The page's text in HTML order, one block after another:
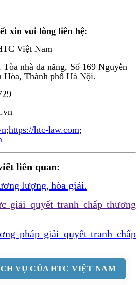
xin vui lòng liên hệ:
Việt Nam
nhà đa năng, Số 169 Nguyễn
Thành phố Hà Nội.
;https://htc-law.com;
liên quan:
lượng, hòa giải.
giải quyết tranh chấp thương
pháp giải quyết tranh chấp
VỤ CỦA HTC VIỆT NAM